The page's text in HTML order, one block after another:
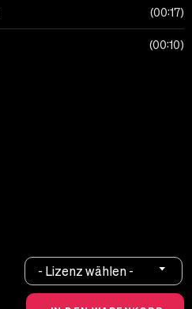
00:17
00:10
- Lizenz wählen -